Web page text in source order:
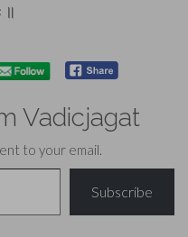
॥
Vadicjagat
to your email.
Subscribe